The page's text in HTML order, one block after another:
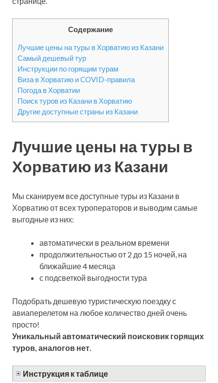
Содержание
Лучшие цены на туры в Хорватию из Казани
Самый дешевый тур
Инструкции по горящим турам
Виза в Хорватию и COVID-правила
Погода в Хорватии
Поиск туров из Казани в Хорватию
Другие доступные страны из Казани
Лучшие цены на туры в
Хорватию из Казани
Мы сканируем все доступные туры из Казани в
Хорватию от всех туроператоров и выводим самые
выгодные из них:
автоматически в реальном времени
продолжительностью от 2 до 15 ночей, на
ближайшие 4 месяца
с подсветкой выгодности тура
Подобрать дешевую туристическую поездку с
авиаперелетом на любое количество дней очень
просто!
Уникальный автоматический поисковик горящих
туров, аналогов нет.
Инструкция к таблице